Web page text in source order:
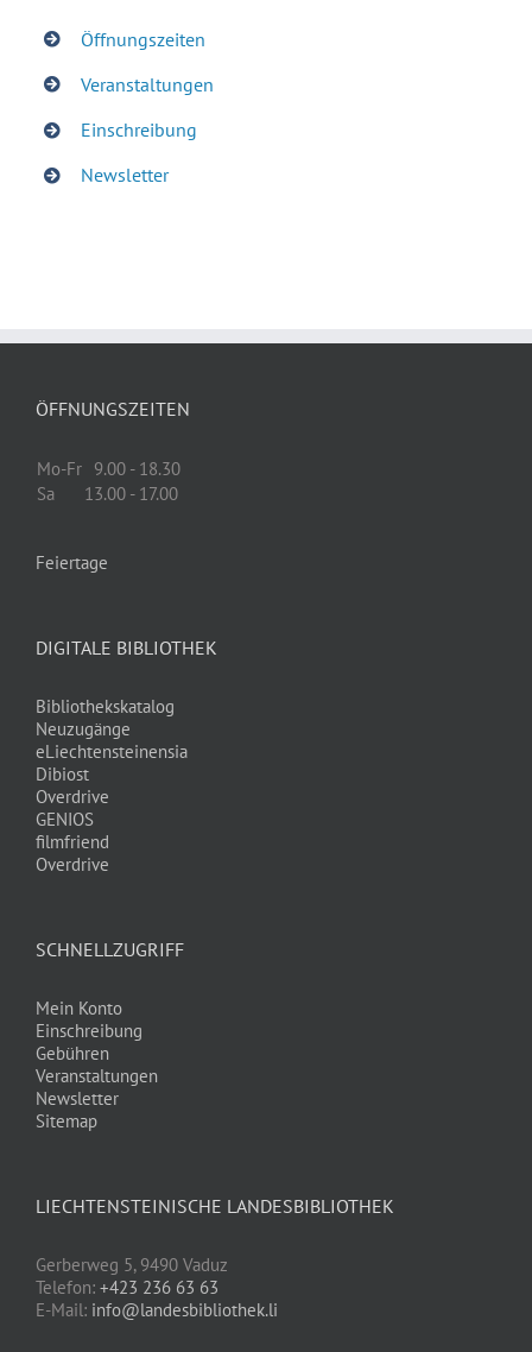
Öffnungszeiten
Veranstaltungen
Einschreibung
Newsletter
ÖFFNUNGSZEITEN
Mo-Fr 9.00 - 18.30
Sa
13.00 - 17.00
Feiertage
DIGITALE BIBLIOTHEK
Bibliothekskatalog
Neuzugänge
eLiechtensteinensia
Dibiost
Overdrive
GENIOS
filmfriend
Overdrive
SCHNELLZUGRIFF
Mein Konto
Einschreibung
Gebühren
Veranstaltungen
Newsletter
Sitemap
LIECHTENSTEINISCHE LANDESBIBLIOTHEK
Gerberweg 5, 9490 Vaduz
Telefon: +423 236 63 63
E-Mail: info@landesbibliothek.li